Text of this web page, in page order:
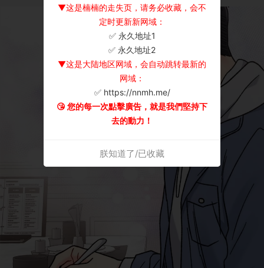
▼这是楠楠的走失页，请务必收藏，会不
定时更新新网域：
✅ 永久地址1
✅ 永久地址2
▼这是大陆地区网域，会自动跳转最新的
网域：
✅ https://nnmh.me/
😘 您的每一次點擊廣告，就是我們堅持下
去的動力！
朕知道了/已收藏